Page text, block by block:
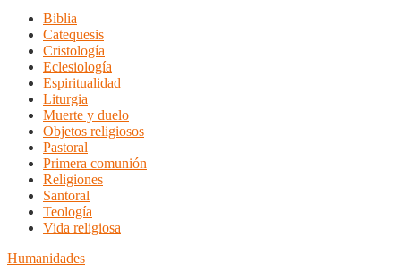
Biblia
Catequesis
Cristología
Eclesiología
Espiritualidad
Liturgia
Muerte y duelo
Objetos religiosos
Pastoral
Primera comunión
Religiones
Santoral
Teología
Vida religiosa
Humanidades